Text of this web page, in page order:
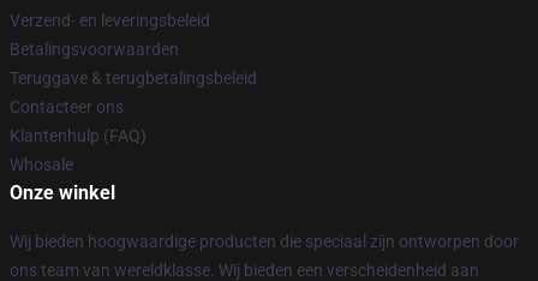
Verzend- en leveringsbeleid
Betalingsvoorwaarden
Teruggave & terugbetalingsbeleid
Contacteer ons
Klantenhulp (FAQ)
Whosale
Onze winkel
Wij bieden hoogwaardige producten die speciaal zijn ontworpen door
ons team van wereldklasse. Wij bieden een verscheidenheid aan